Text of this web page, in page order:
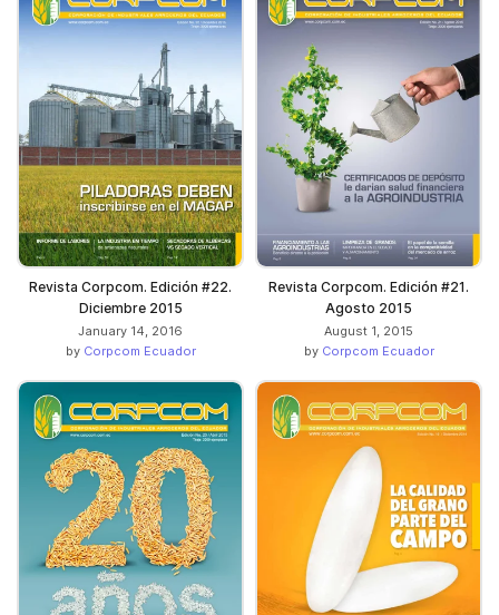
Revista Corpcom. Edición #22.
Diciembre 2015
January 14, 2016
by Corpcom Ecuador
Revista Corpcom. Edición #21.
Agosto 2015
August 1, 2015
by Corpcom Ecuador